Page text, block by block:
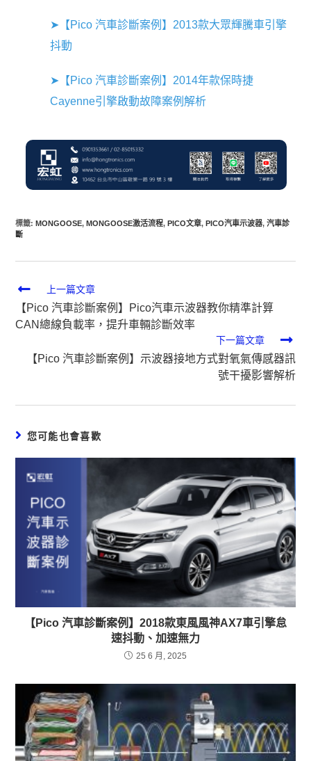
➤【Pico 汽車診斷案例】2013款大眾輝騰車引擎
抖動
➤【Pico 汽車診斷案例】2014年款保時捷
Cayenne引擎啟動故障案例解析
標籤:MONGOOSE, MONGOOSE激活流程, PICO文章, PICO汽車示波器, 汽車診
斷
上一篇文章
【Pico 汽車診斷案例】Pico汽車示波器教你精準計算
CAN總線負載率，提升車輛診斷效率
下一篇文章
【Pico 汽車診斷案例】示波器接地方式對氧氣傳感器訊
號干擾影響解析
您可能也會喜歡
【Pico 汽車診斷案例】2018款東風風神AX7車引擎怠
速抖動、加速無力
25 6 月, 2025